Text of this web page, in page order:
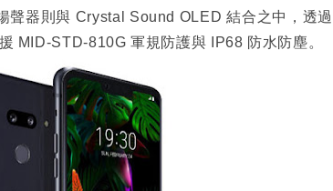
聲器則與 Crystal Sound OLED 結合之中，透過
MID-STD-810G 軍規防護與 IP68 防水防塵。